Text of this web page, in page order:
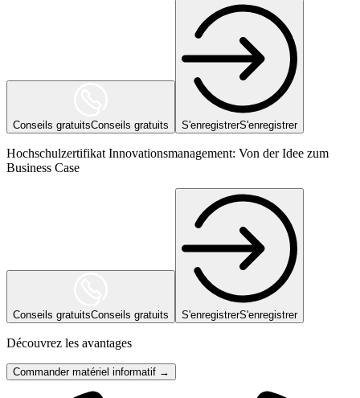
Conseils gratuitsConseils gratuits S'enregistrerS'enregistrer
Hochschulzertifikat Innovationsmanagement: Von der Idee zum
Business Case
Conseils gratuitsConseils gratuits S'enregistrerS'enregistrer
Découvrez les avantages
Commander matériel informatif →